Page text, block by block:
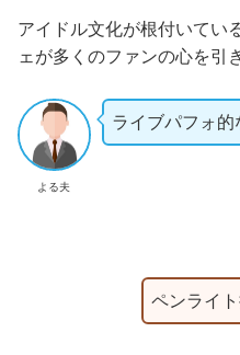
アイドル文化が根付いてい
ェが多くのファンの心を引
よる夫
ライブパフォ
ペンライ